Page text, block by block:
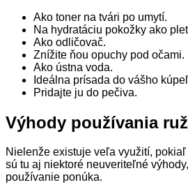
Ako toner na tvári po umytí.
Na hydratáciu pokožky ako
Ako odličovač.
Znížite ňou opuchy pod očami.
Ako ústna voda.
Ideálna prísada do vášho
Pridajte ju do pečiva.
Výhody používania
Nielenže existuje veľa využití,
sú tu aj niektoré neuveriteľné
používanie ponúka.